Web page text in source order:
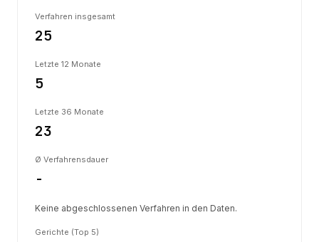
Verfahren insgesamt
25
Letzte 12 Monate
5
Letzte 36 Monate
23
Ø Verfahrensdauer
-
Keine abgeschlossenen Verfahren in den Daten.
Gerichte (Top 5)